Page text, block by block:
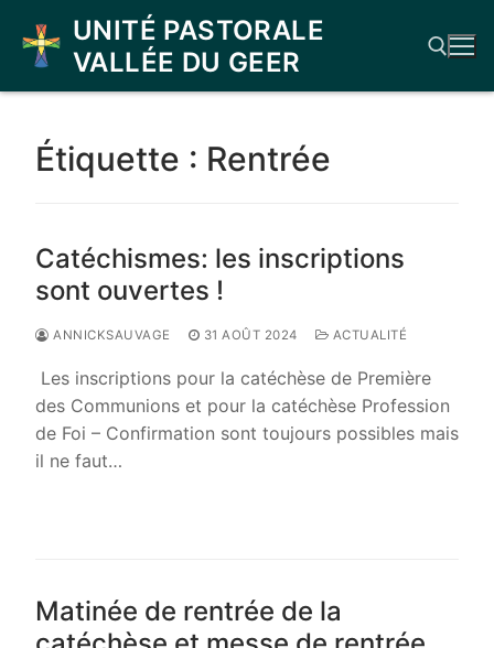
contenu
UNITÉ PASTORALE
VALLÉE DU GEER
Étiquette : Rentrée
Catéchismes: les inscriptions
sont ouvertes !
ANNICKSAUVAGE 31 AOÛT 2024 ACTUALITÉ
Les inscriptions pour la catéchèse de Première
des Communions et pour la catéchèse Profession
de Foi – Confirmation sont toujours possibles mais
il ne faut…
Matinée de rentrée de la